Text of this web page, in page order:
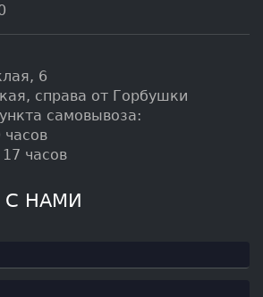
6
справа от Горбушки
самовывоза:
часов
часов
С НАМИ